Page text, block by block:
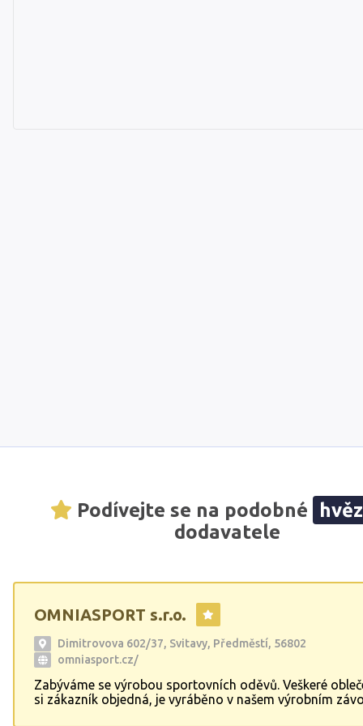
Podívejte se na podobné
dodavatele
OMNIASPORT s.r.o.
Dimitrovova 602/37, Svitavy, Předměstí, 56802
omniasport.cz/
Zabýváme se výrobou sportovních oděvů. Veškeré
si zákazník objedná, je vyráběno v našem výrobním